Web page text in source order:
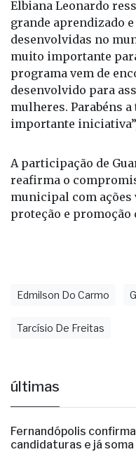
Elbiana Leonardo
grande aprendizado
desenvolvidas no
muito importante
programa vem de
desenvolvido para
mulheres. Parabéns
importante
A participação de
reafirma o
municipal com ações
proteção e
Edmilson Do Carmo
Tarcísio De Freitas
últimas
Fernandópolis
candidaturas e já